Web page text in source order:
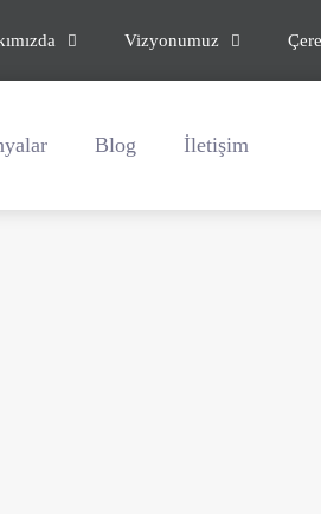
Vizyonumuz
Blog İletişim